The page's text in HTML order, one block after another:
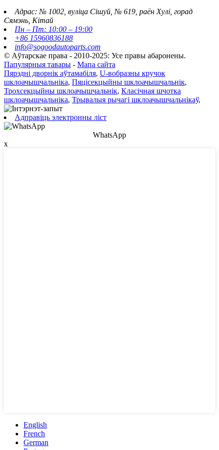
Адрас: № 1002, вуліца Сішуй, № 619, раён Хулі, горад
Сямэнь, Кітай
Пн – Пт: 10:00 – 19:00
+86 15960836188
info@sogoodautoparts.com
© Аўтарскае права - 2010-2025: Усе правы абаронены.
Папулярныя тавары - Мапа сайта
Пярэдні дворнік аўтамабіля, U-вобразны кручок
шклоачышчальніка, Пяцісекцыйны шклоачышчальнік,
Трохсекцыйны шклоачышчальнік, Класічная шчотка
шклоачышчальніка, Трывалыя рычагі шклоачышчальнікаў,
Адправіць электронны ліст
WhatsApp
x
English
French
German